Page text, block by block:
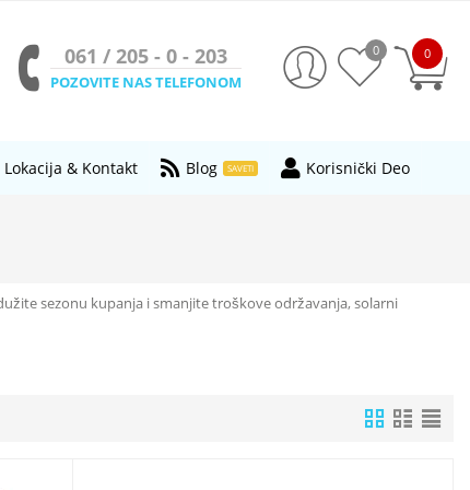
061 / 205 - 0 - 203
POZOVITE NAS TELEFONOM
0
0
Lokacija & Kontakt Blog SAVETI Korisnički Deo
sezonu kupanja i smanjite troškove održavanja, solarni
može smanjiti troškove zagrevanja do 70%. Ova ušteda vam